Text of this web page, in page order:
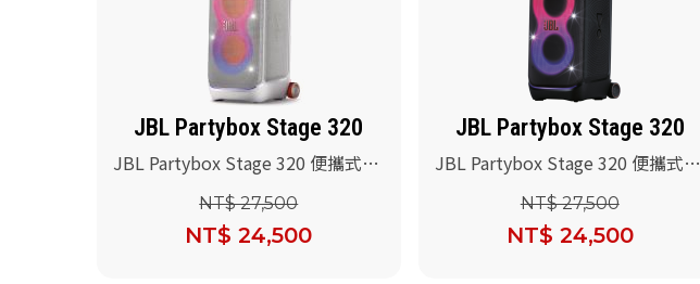
JBL Partybox Stage 320
JBL Partybox Stage 320 便攜式派
對藍牙喇叭(白色)
NT$ 27,500
NT$ 24,500
JBL Partybox Stage 320
JBL Partybox Stage 320 便攜式派
對藍牙喇叭(黑色)
NT$ 27,500
NT$ 24,500